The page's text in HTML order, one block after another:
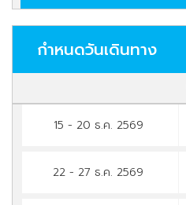
กำหนดวันเดินทาง
15 - 20 ธ.ค. 2569
22 - 27 ธ.ค. 2569